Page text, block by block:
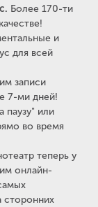
Более 170-ти
и
для всей
записи
7-ми дней!
паузу" или
во время
теперь у
онлайн-
сторонних